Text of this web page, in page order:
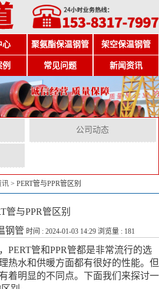
心 聚氨酯保温钢管 架空保温钢管
例 常见问题 新闻资讯
公司动态
讯 > PERT管与PPR管区别
管与PPR管区别
钢管 时间 : 2024-01-03 14:29 浏览量 : 181
PERT管和PPR管都是非常流行的选
热水和供暖方面都有很好的性能。但
着明显的不同点。下面我们来探讨一